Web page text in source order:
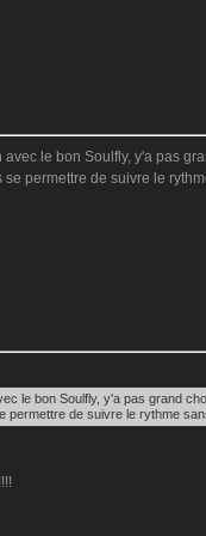
le bon Soulfly, y'a pas
permettre de suivre le
le bon Soulfly, y'a pas grand
de suivre le rythme